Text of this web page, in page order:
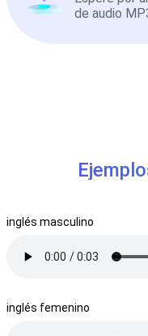
de audio
inglés masculino
inglés femenino